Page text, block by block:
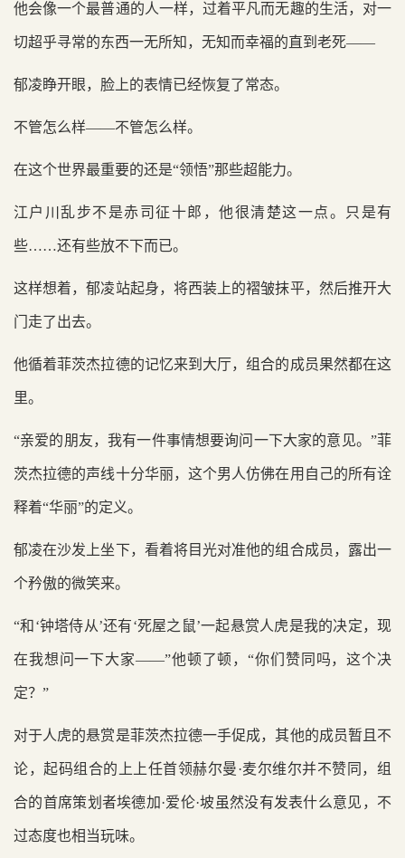
他会像一个最普通的人一样，过着平凡而无趣的生活，对一
切超乎寻常的东西一无所知，无知而幸福的直到老死——
郁凌睁开眼，脸上的表情已经恢复了常态。
不管怎么样——不管怎么样。
在这个世界最重要的还是“领悟”那些超能力。
江户川乱步不是赤司征十郎，他很清楚这一点。只是有
些……还有些放不下而已。
这样想着，郁凌站起身，将西装上的褶皱抹平，然后推开大
门走了出去。
他循着菲茨杰拉德的记忆来到大厅，组合的成员果然都在这
里。
“亲爱的朋友，我有一件事情想要询问一下大家的意见。”菲
茨杰拉德的声线十分华丽，这个男人仿佛在用自己的所有诠
释着“华丽”的定义。
郁凌在沙发上坐下，看着将目光对准他的组合成员，露出一
个矜傲的微笑来。
“和‘钟塔侍从’还有‘死屋之鼠’一起悬赏人虎是我的决定，现
在我想问一下大家——”他顿了顿，“你们赞同吗，这个决
定？”
对于人虎的悬赏是菲茨杰拉德一手促成，其他的成员暂且不
论，起码组合的上上任首领赫尔曼·麦尔维尔并不赞同，组
合的首席策划者埃德加·爱伦·坡虽然没有发表什么意见，不
过态度也相当玩味。